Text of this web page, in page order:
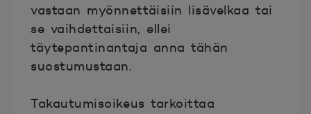
vastaan myönnettäisiin lisävelkaa tai
se vaihdettaisiin, ellei
täytepantinantaja anna tähän
suostumustaan.
Takautumisoikeus tarkoittaa